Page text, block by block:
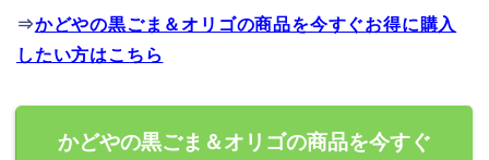
⇒かどやの黒ごま＆オリゴの商品を今すぐお得に購入
したい方はこちら
かどやの黒ごま＆オリゴの商品を今すぐ